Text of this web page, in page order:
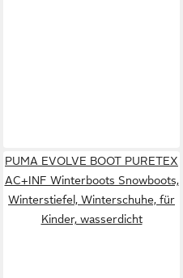
PUMA EVOLVE BOOT PURETEX
AC+INF Winterboots Snowboots,
Winterstiefel, Winterschuhe, für
Kinder, wasserdicht